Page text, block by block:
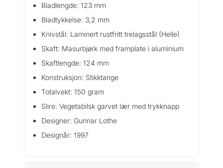
Bladlengde: 123 mm
Bladtykkelse: 3,2 mm
Knivstål: Laminert rustfritt trelagsstål (Helle)
Skaft: Masurbjørk med framplate i aluminium
Skaftlengde: 124 mm
Konstruksjon: Stikktange
Totalvekt: 150 gram
Slire: Vegetabilsk garvet lær med trykknapp
Designer: Gunnar Lothe
Designår: 1997